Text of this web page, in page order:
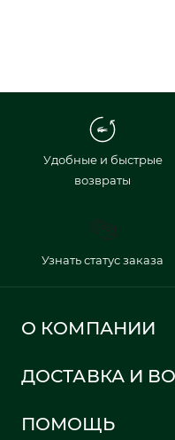
Удобные и быстрые
возвраты
Узнать статус заказа
О КОМПАНИИ
Политика в отношении
ДОСТАВКА И
Информация о доставке
ПОМОЩЬ